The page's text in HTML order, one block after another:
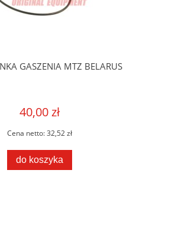
GASZENIA MTZ BELARUS
40,00 zł
Cena netto:32,52 zł
do koszyka